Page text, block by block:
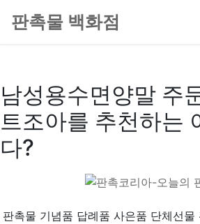
판촉물 백화점
남성용수면양말 주
트조아를 추천하는
다?
판촉물 기념품 답례품 사은품 단체선